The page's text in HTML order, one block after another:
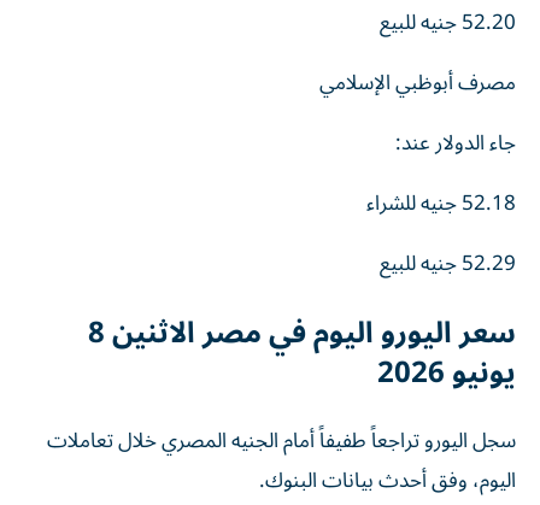
52.20 جنيه للبيع
مصرف أبوظبي الإسلامي
جاء الدولار عند:
52.18 جنيه للشراء
52.29 جنيه للبيع
سعر اليورو اليوم في مصر الاثنين 8
يونيو 2026
سجل اليورو تراجعاً طفيفاً أمام الجنيه المصري خلال تعاملات
اليوم، وفق أحدث بيانات البنوك.